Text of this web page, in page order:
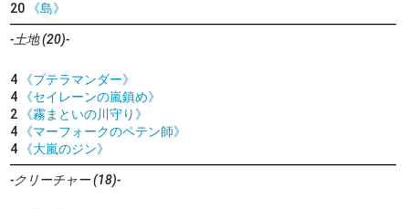
20 《島》
-土地 (20)-
4
《プテラマンダー》
4
《セイレーンの嵐鎮め》
2
《霧まといの川守り》
4
《マーフォークのペテン師》
4
《大嵐のジン》
-クリーチャー (18)-